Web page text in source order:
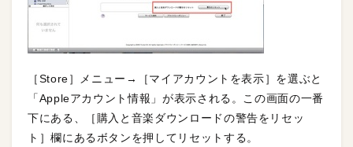
［Store］メニュー→［マイアカウントを表示］を選ぶと
「Appleアカウント情報」が表示される。この画面の一番
下にある、［購入と音楽ダウンロードの警告をリセッ
ト］欄にあるボタンを押してリセットする。